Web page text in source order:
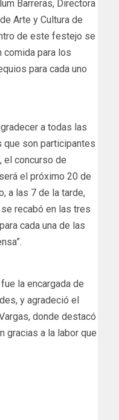
Barreras, Directora
Arte y Cultura de
de este festejo se
comida para los
para cada uno
a todas las
que son participantes
el concurso de
el próximo 20 de
a las 7 de la tarde,
recabó en las tres
cada una de las
la encargada de
y agradeció el
donde destacó
gracias a la labor que